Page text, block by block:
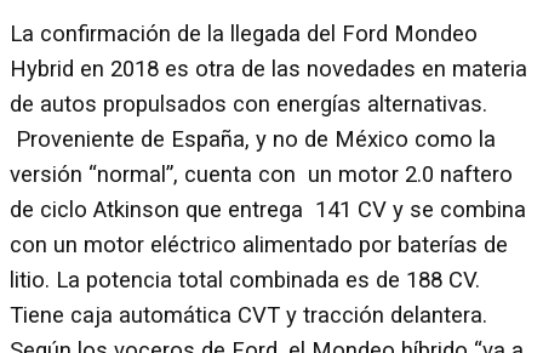
La confirmación de la llegada del Ford Mondeo
Hybrid en 2018 es otra de las novedades en materia
de autos propulsados con energías alternativas.
Proveniente de España, y no de México como la
versión “normal”, cuenta con un motor 2.0 naftero
de ciclo Atkinson que entrega 141 CV y se combina
con un motor eléctrico alimentado por baterías de
litio. La potencia total combinada es de 188 CV.
Tiene caja automática CVT y tracción delantera.